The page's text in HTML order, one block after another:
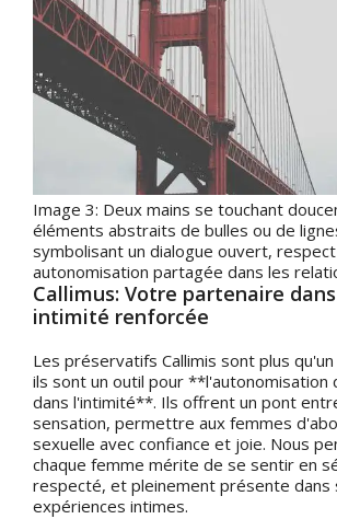
Image 3: Deux mains se touchant
éléments abstraits de bulles ou de
symbolisant un dialogue ouvert,
autonomisation partagée dans les
Callimus: Votre partenaire
intimité renforcée
Les préservatifs Callimis sont plus
ils sont un outil pour **l'autonomisation
dans l'intimité**. Ils offrent un pont
sensation, permettre aux femmes
sexuelle avec confiance et joie. Nous
chaque femme mérite de se sentir en
respecté, et pleinement présente dans
expériences intimes.